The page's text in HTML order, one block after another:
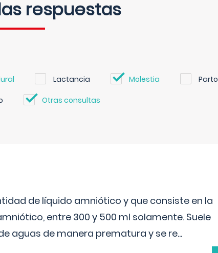
respuestas
Lactancia Molestia Parto
Otras consultas
de líquido amniótico y que consiste en la
entre 300 y 500 ml solamente. Suele
aguas de manera prematura y se re...